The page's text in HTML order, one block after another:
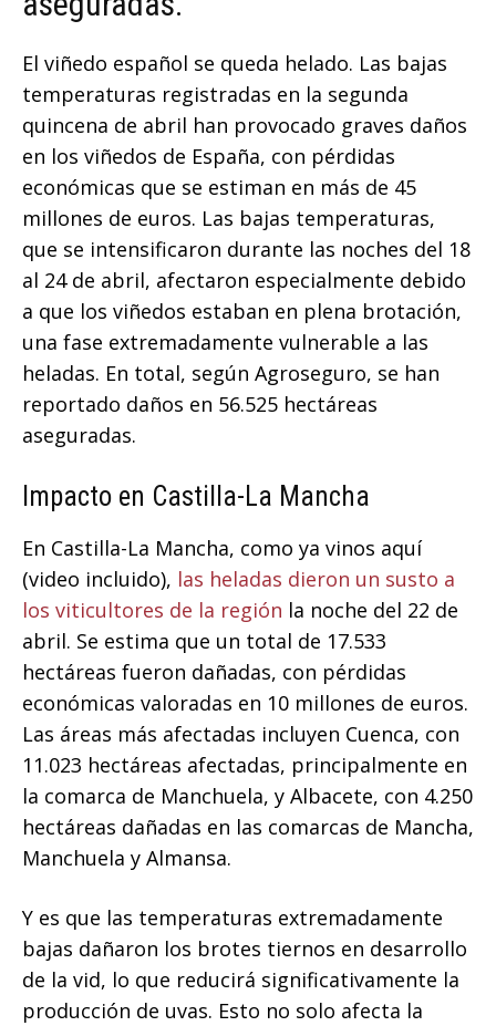
El viñedo español se queda helado. Las bajas
temperaturas registradas en la segunda
quincena de abril han provocado graves daños
en los viñedos de España, con pérdidas
económicas que se estiman en más de 45
millones de euros. Las bajas temperaturas,
que se intensificaron durante las noches del 18
al 24 de abril, afectaron especialmente debido
a que los viñedos estaban en plena brotación,
una fase extremadamente vulnerable a las
heladas. En total, según Agroseguro, se han
reportado daños en 56.525 hectáreas
aseguradas.
Impacto en Castilla-La Mancha
En Castilla-La Mancha, como ya vinos aquí
(video incluido), las heladas dieron un susto a
los viticultores de la región la noche del 22 de
abril. Se estima que un total de 17.533
hectáreas fueron dañadas, con pérdidas
económicas valoradas en 10 millones de euros.
Las áreas más afectadas incluyen Cuenca, con
11.023 hectáreas afectadas, principalmente en
la comarca de Manchuela, y Albacete, con 4.250
hectáreas dañadas en las comarcas de Mancha,
Manchuela y Almansa.
Y es que las temperaturas extremadamente
bajas dañaron los brotes tiernos en desarrollo
de la vid, lo que reducirá significativamente la
producción de uvas. Esto no solo afecta la